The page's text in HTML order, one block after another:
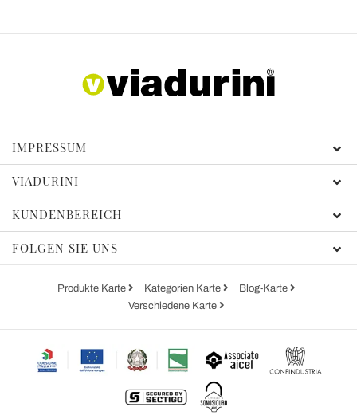
IMPRESSUM
VIADURINI
KUNDENBEREICH
FOLGEN SIE UNS
Produkte Karte Kategorien Karte
Blog-Karte
Verschiedene Karte